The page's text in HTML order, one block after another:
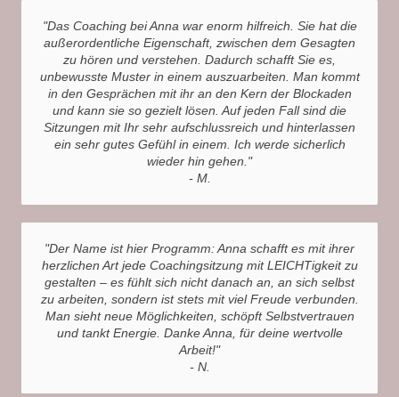
"Das Coaching bei Anna war enorm hilfreich. Sie hat die
außerordentliche Eigenschaft, zwischen dem Gesagten
zu hören und verstehen. Dadurch schafft Sie es,
unbewusste Muster in einem auszuarbeiten. Man kommt
in den Gesprächen mit ihr an den Kern der Blockaden
und kann sie so gezielt lösen. Auf jeden Fall sind die
Sitzungen mit Ihr sehr aufschlussreich und hinterlassen
ein sehr gutes Gefühl in einem. Ich werde sicherlich
wieder hin gehen."
- M.
"Der Name ist hier Programm: Anna schafft es mit ihrer
herzlichen Art jede Coachingsitzung mit LEICHTigkeit zu
gestalten – es fühlt sich nicht danach an, an sich selbst
zu arbeiten, sondern ist stets mit viel Freude verbunden.
Man sieht neue Möglichkeiten, schöpft Selbstvertrauen
und tankt Energie. Danke Anna, für deine wertvolle
Arbeit!"
- N.